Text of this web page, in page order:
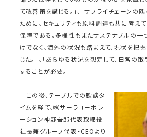
て改善策を講じる。」、「サプライチェーンの
ために、セキュリティも原料調達も共に考え
保障である。多様性もまたサステナブルの一つ
けでなく、海外の状況も踏まえて、現状を把
じた。」、「あらゆる状況を想定して、日常の
することが必要。」
この後、テーブルでの歓談タ
イムを経て、㈱サーラコーポレ
ーション神野吾郎代表取締役
社長兼グループ代表・CEOより